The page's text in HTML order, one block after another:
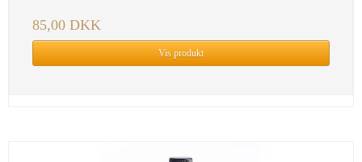
85,00 DKK
Vis produkt